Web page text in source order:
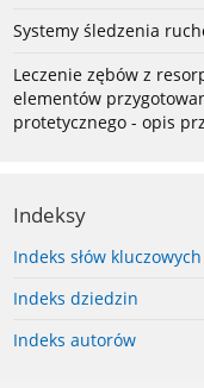
Systemy śledzenia
Leczenie zębów z
elementów
protetycznego - opis
Indeksy
Indeks słów kluczowych
Indeks dziedzin
Indeks autorów